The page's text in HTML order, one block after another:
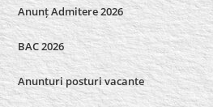
Anunț Admitere 2026
BAC 2026
Anunturi posturi vacante